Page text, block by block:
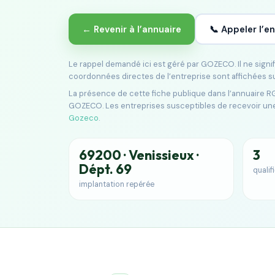
← Revenir à l’annuaire 📞 Appeler
Le rappel demandé ici est géré par GOZECO. Il ne
coordonnées directes de l’entreprise sont affichées
La présence de cette fiche publique dans l’annuaire
GOZECO. Les entreprises susceptibles de recevoir
Gozeco.
69200 · Venissieux ·
Dépt. 69
implantation repérée
3